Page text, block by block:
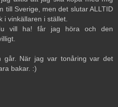
till Sverige, men det slutar ALLTID
i vinkällaren i stället.
vill ha! får jag höra och den
går. När jag var tonåring var det
bakar. :)